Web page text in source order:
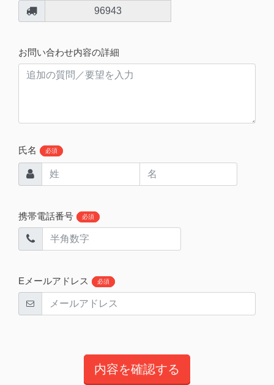
96943
お問い合わせ内容の詳細
氏名 必須
携帯電話番号 必須
Eメールアドレス 必須